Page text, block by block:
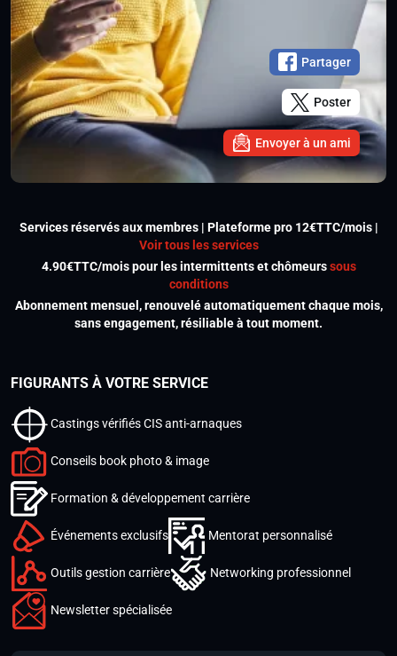
Partager
Poster
Envoyer à un ami
Services réservés aux membres | Plateforme pro 12€TTC/mois |
Voir tous les services
4.90€TTC/mois pour les intermittents et chômeurssous
conditions
Abonnement mensuel, renouvelé automatiquement chaque mois,
sans engagement, résiliable à tout moment.
FIGURANTS À VOTRE SERVICE
Castings vérifiés CIS anti-arnaques
Conseils book photo & image
Formation & développement carrière
Événements exclusifs Mentorat personnalisé
Outils gestion carrière Networking professionnel
Newsletter spécialisée